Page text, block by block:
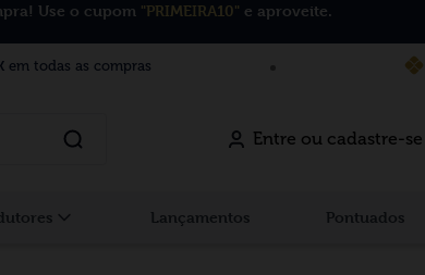
Use o cupom "PRIMEIRA10" e aproveite.
em todas as compras
Entre ou cadastre-se
Lançamentos Pontuados